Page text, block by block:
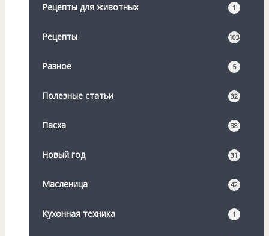
Рецепты для животных 1
Рецепты 103
Разное 5
Полезные статьи 32
Пасха 38
Новый год 31
Масленица 42
Кухонная техника 1